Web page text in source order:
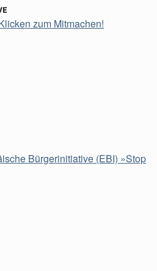
zum Mitmachen!
Bürgerinitiative (EBI) »Stop